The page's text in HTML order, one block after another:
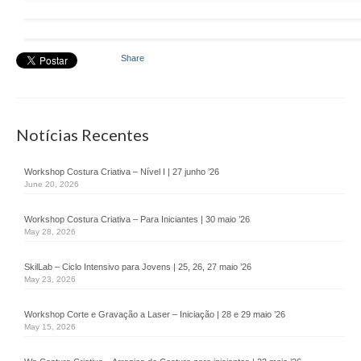
DLBC
CLDS 4G
Ás de Marvila
Share
Notícias Recentes
Workshop Costura Criativa – Nível I | 27 junho ’26
June 20, 2026
Workshop Costura Criativa – Para Iniciantes | 30 maio ’26
May 28, 2026
SkilLab – Ciclo Intensivo para Jovens | 25, 26, 27 maio ’26
May 23, 2026
Workshop Corte e Gravação a Laser – Iniciação | 28 e 29 maio ’26
May 15, 2026